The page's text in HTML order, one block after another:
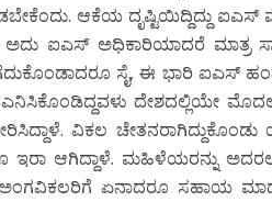
ಆಕೆಯ ದೃಷ್ಟಿಯಿದ್ದಿದ್ದು ಐಎಸ್
ಐಎಸ್ ಅಧಿಕಾರಿಯಾದರೆ ಮಾತ್ರ
ಸೈ, ಈ ಭಾರಿ ಐಎಸ್
ದೇಶದಲ್ಲಿಯೇ
ವಿಕಲ
ಆಗಿದ್ದಾಳೆ. ಮಹಿಳೆಯರನ್ನು
ಅಂಗವಿಕಲರಿಗೆ ಏನಾದರೂ ಸಹಾಯ